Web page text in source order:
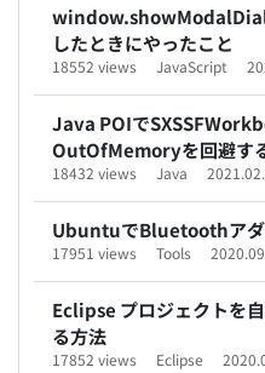
したときにやったこと
18552 views JavaScript
Java POIで
OutOfMemoryを回避す
18432 views Java
UbuntuでBluetoothアダ
17951 views Tools
Eclipse プロジェクトを
る方法
17852 views Eclipse